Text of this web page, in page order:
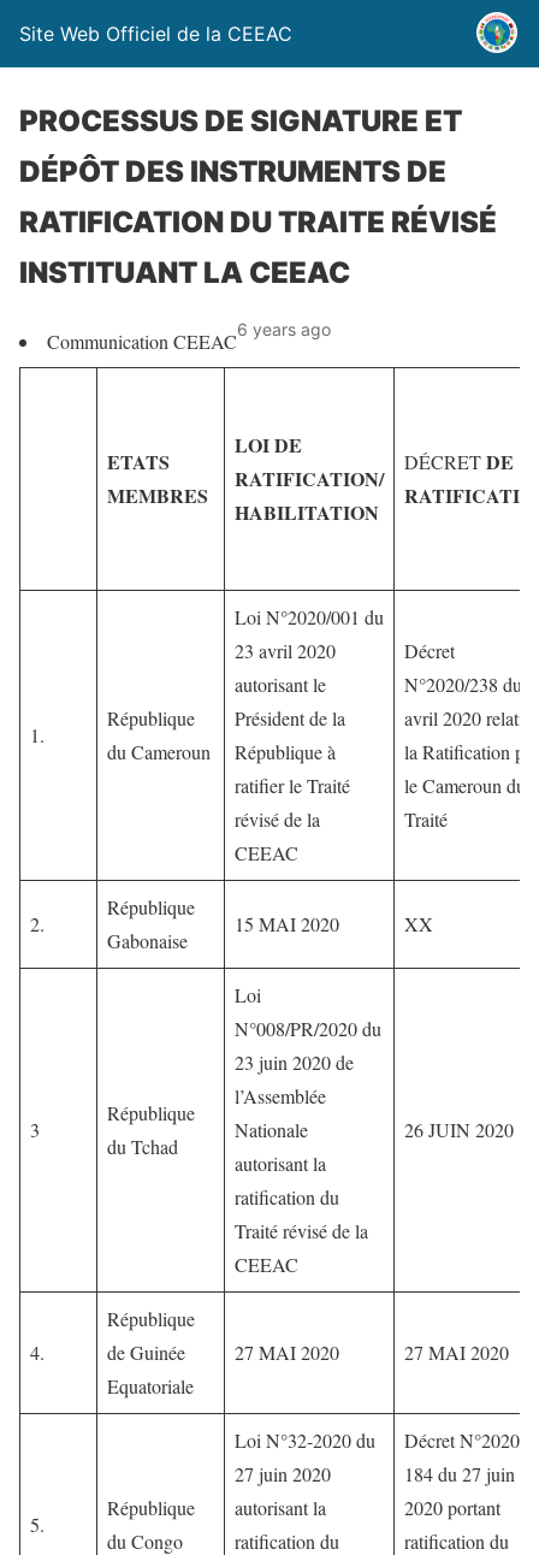
Site Web Officiel de la CEEAC
PROCESSUS DE SIGNATURE ET
DÉPÔT DES INSTRUMENTS DE
RATIFICATION DU TRAITE RÉVISÉ
INSTITUANT LA CEEAC
Communication CEEAC6 years ago
ETATS
MEMBRES
LOI DE
RATIFICATION/
HABILITATION
DÉCRETDE
1.
République
du Cameroun
Loi N°2020/001 du
23 avril 2020
autorisant le
Président de la
République à
ratifier le Traité
révisé de la
CEEAC
Décret
N°2020/238 du
avril 2020 relatif
la Ratification par
le Cameroun
Traité
2.
République
Gabonaise
15 MAI 2020 XX
3
République
du Tchad
Loi
N°008/PR/2020 du
23 juin 2020 de
l’Assemblée
Nationale
autorisant la
ratification du
Traité révisé de la
CEEAC
26 JUIN 2020
4.
République
de Guinée
Equatoriale
27 MAI 2020 27 MAI 2020
5.
République
du Congo
Loi N°32-2020 du
27 juin 2020
autorisant la
ratification du
Décret N°2020-
184 du 27 juin
2020 portant
ratification du